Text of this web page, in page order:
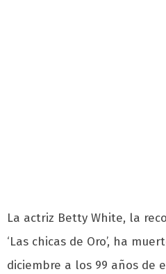
La actriz Betty White, la
‘Las chicas de Oro’, ha
diciembre a los 99 años de